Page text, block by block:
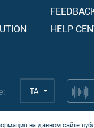
HELP
TA
на данном сайте